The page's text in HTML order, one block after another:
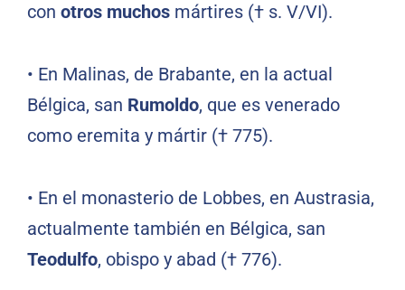
con otros muchos mártires († s. V/VI).
• En Malinas, de Brabante, en la actual
Bélgica, san Rumoldo, que es venerado
como eremita y mártir († 775).
• En el monasterio de Lobbes, en Austrasia,
actualmente también en Bélgica, san
Teodulfo, obispo y abad († 776).